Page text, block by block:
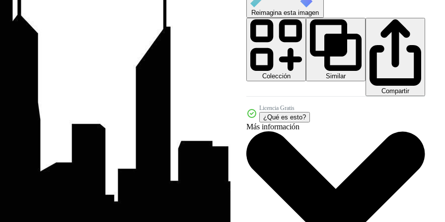
Reimagina esta imagen
Colección
Similar
Compartir
Licencia Gratis
¿Qué es esto?
Más información